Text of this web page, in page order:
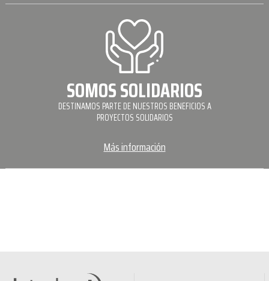
SOMOS SOLIDARIOS
DESTINAMOS PARTE DE NUESTROS BENEFICIOS A
PROYECTOS SOLIDARIOS
Más información